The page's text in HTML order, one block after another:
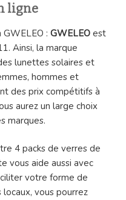
ligne
: GWELEO est
Ainsi, la marque
lunettes solaires et
hommes et
des prix compétitifs à
aurez un large choix
marques.
4 packs de verres de
vous aide aussi avec
votre forme de
vous pourrez